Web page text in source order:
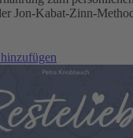
Jon-Kabat-Zinn-